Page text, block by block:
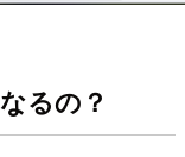
るの？